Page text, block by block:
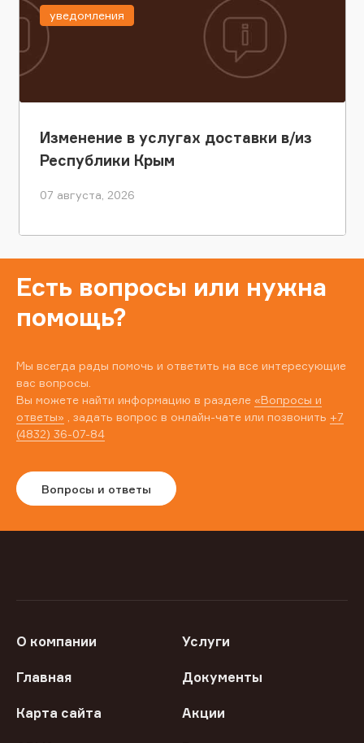
Изменение в услугах доставки в/из
Республики Крым
07 августа, 2026
уведомления
Есть вопросы или нужна
помощь?
Мы всегда рады помочь и ответить на все интересующие
вас вопросы.
Вы можете найти информацию в разделе «Вопросы и
ответы» , задать вопрос в онлайн-чате или позвонить +7
(4832) 36-07-84
Вопросы и ответы
О компании Услуги
Главная Документы
Карта сайта Акции